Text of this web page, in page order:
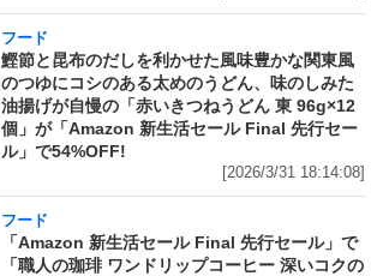
フード
鰹節と昆布のだしを利かせた風味豊かな関東風
のつゆにコシのある太めのうどん、味のしみた
油揚げが自慢の「赤いきつねうどん 東 96g×12
個」が「Amazon 新生活セール Final 先行セー
ル」で54%OFF!
[2026/3/31 18:14:08]
フード
「Amazon 新生活セール Final 先行セール」で
「職人の珈琲 ワンドリップコーヒー 深いコクの